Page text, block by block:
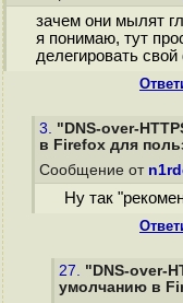
зачем они мылят
я понимаю, тут
делегировать
3. "DNS-over-
в Firefox для
Сообщение от
Ну так
27. "DNS-over-
умолчанию в